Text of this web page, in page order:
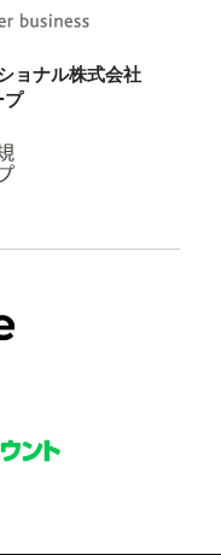
ョナル株式会社
プ